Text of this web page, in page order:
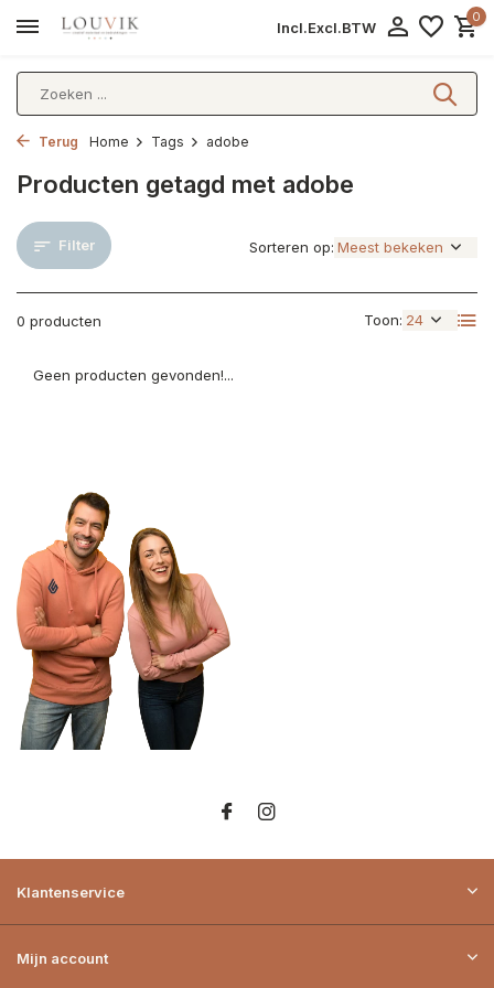
Incl.Excl.BTW
0
Terug Home Tags adobe
Producten getagd met adobe
Filter
0 producten Toon:
Sorteren op:
Geen producten gevonden!...
Klantenservice
Mijn account